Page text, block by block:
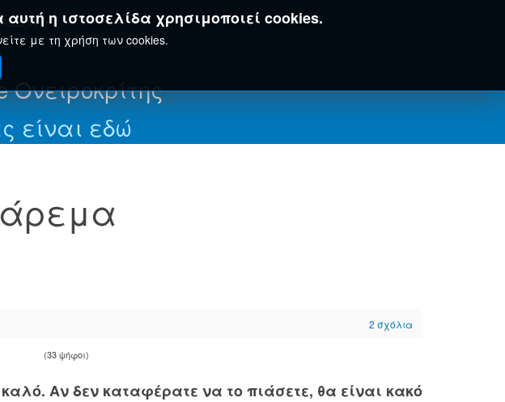
η ιστοσελίδα χρησιμοποιεί cookies.
με τη χρήση των cookies.
είναι εδώ
2 σχόλια
(33 ψήφοι)
Αν δεν καταφέρατε να το πιάσετε, θα είναι κακό